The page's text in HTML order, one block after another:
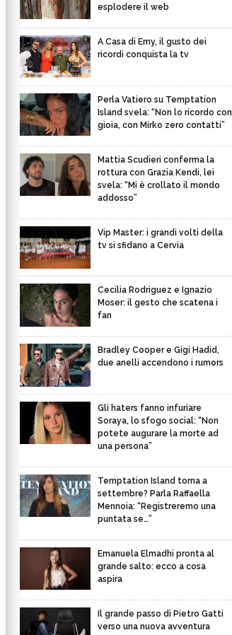
esplodere il web
A Casa di Emy, il gusto dei
ricordi conquista la tv
Perla Vatiero su Temptation
Island svela: “Non lo ricordo con
gioia, con Mirko zero contatti”
Mattia Scudieri conferma la
rottura con Grazia Kendi, lei
svela: “Mi è crollato il mondo
addosso”
Vip Master: i grandi volti della
tv si sfidano a Cervia
Cecilia Rodriguez e Ignazio
Moser: il gesto che scatena i
fan
Bradley Cooper e Gigi Hadid,
due anelli accendono i rumors
Gli haters fanno infuriare
Soraya, lo sfogo social: “Non
potete augurare la morte ad
una persona”
Temptation Island torna a
settembre? Parla Raffaella
Mennoia: “Registreremo una
puntata se…”
Emanuela Elmadhi pronta al
grande salto: ecco a cosa
aspira
Il grande passo di Pietro Gatti
verso una nuova avventura